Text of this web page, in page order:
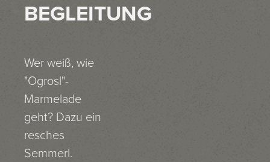
BEGLEITUNG
Wer weiß, wie
"Ogrosl"-
Marmelade
geht? Dazu ein
resches
Semmerl.